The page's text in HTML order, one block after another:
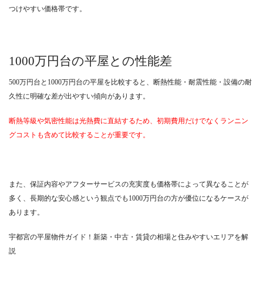
つけやすい価格帯です。
1000万円台の平屋との性能差
500万円台と1000万円台の平屋を比較すると、断熱性能・耐震性能・設備の耐
久性に明確な差が出やすい傾向があります。
断熱等級や気密性能は光熱費に直結するため、初期費用だけでなくランニン
グコストも含めて比較することが重要です。
また、保証内容やアフターサービスの充実度も価格帯によって異なることが
多く、長期的な安心感という観点でも1000万円台の方が優位になるケースが
あります。
宇都宮の平屋物件ガイド！新築・中古・賃貸の相場と住みやすいエリアを解
説